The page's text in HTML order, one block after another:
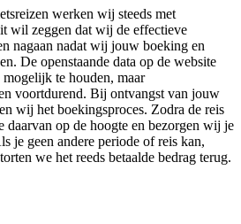
werken wij steeds met
wil zeggen dat wij de effectieve
nagaan nadat wij jouw boeking en
De openstaande data op de website
te houden, maar
voortdurend. Bij ontvangst van jouw
wij het boekingsproces. Zodra de reis
daarvan op de hoogte en bezorgen wij je
je geen andere periode of reis kan,
we het reeds betaalde bedrag terug.